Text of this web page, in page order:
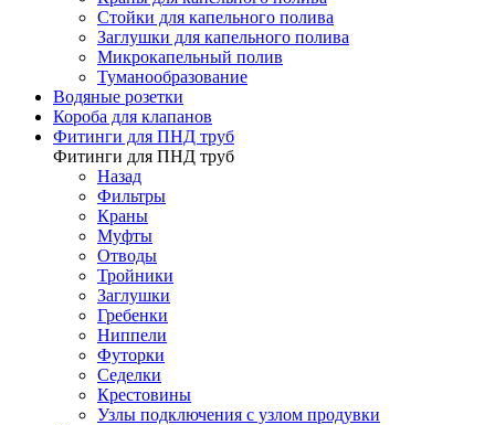
Стойки для капельного полива
Заглушки для капельного полива
Микрокапельный полив
Туманообразование
Водяные розетки
Короба для клапанов
Фитинги для ПНД труб
Фитинги для ПНД труб
Назад
Фильтры
Краны
Муфты
Отводы
Тройники
Заглушки
Гребенки
Ниппели
Футорки
Седелки
Крестовины
Узлы подключения с узлом продувки